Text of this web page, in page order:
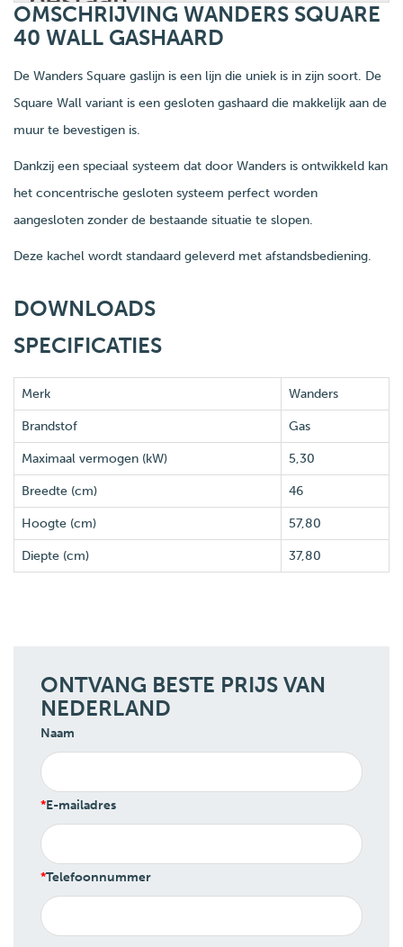
OMSCHRIJVING WANDERS SQUARE
40 WALL GASHAARD
De Wanders Square gaslijn is een lijn die uniek is in zijn soort. De
Square Wall variant is een gesloten gashaard die makkelijk aan de
muur te bevestigen is.
Dankzij een speciaal systeem dat door Wanders is ontwikkeld kan
het concentrische gesloten systeem perfect worden
aangesloten zonder de bestaande situatie te slopen.
Deze kachel wordt standaard geleverd met afstandsbediening.
DOWNLOADS
SPECIFICATIES
Merk Wanders
Brandstof Gas
Maximaal vermogen (kW) 5,30
Breedte (cm) 46
Hoogte (cm) 57,80
Diepte (cm) 37,80
ONTVANG BESTE PRIJS VAN
NEDERLAND
Naam
E-mailadres
Telefoonnummer